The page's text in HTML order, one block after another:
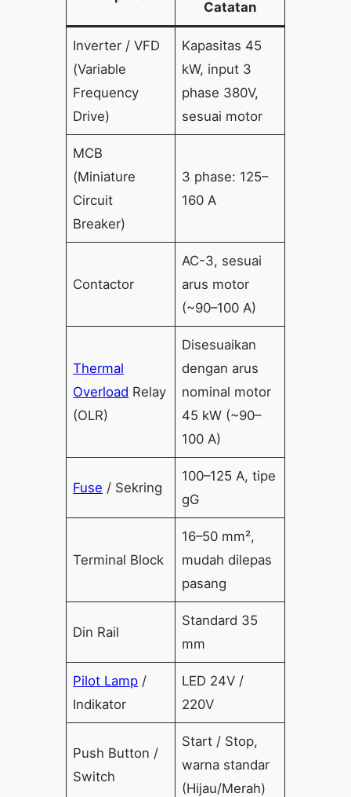
Catatan
Inverter / VFD
(Variable
Frequency
Drive)
Kapasitas 45
kW, input 3
phase 380V,
sesuai motor
MCB
(Miniature
Circuit
Breaker)
3 phase: 125–
160 A
Contactor
AC-3, sesuai
arus motor
(~90–100 A)
Thermal
Overload Relay
(OLR)
Disesuaikan
dengan arus
nominal motor
45 kW (~90–
100 A)
Fuse / Sekring
100–125 A, tipe
gG
Terminal Block
16–50 mm²,
mudah dilepas
pasang
Din Rail
Standard 35
mm
Pilot Lamp /
Indikator
LED 24V /
220V
Push Button /
Switch
Start / Stop,
warna standar
(Hijau/Merah)